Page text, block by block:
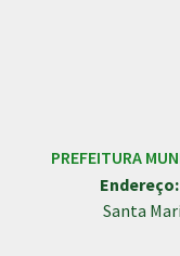
PREFEITURA
Endereço:
Santa